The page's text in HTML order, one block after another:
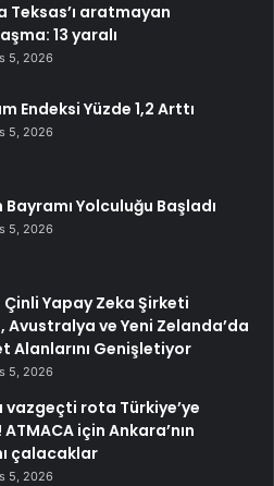
Teksas’ı aratmayan
13 yaralı
5, 2026
Endeksi Yüzde 1,2 Arttı
5, 2026
Bayramı Yolculuğu Başladı
5, 2026
Yapay Zeka Şirketi
Avustralya ve Yeni Zelanda’da
Alanlarını Genişletiyor
5, 2026
vazgeçti rota Türkiye’ye
için Ankara’nın
çalacaklar
5, 2026